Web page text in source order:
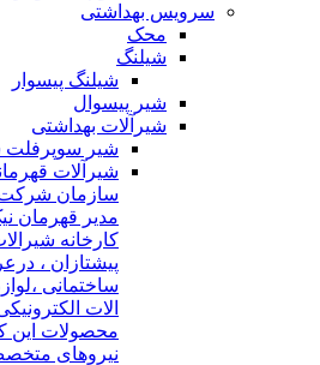
سرویس بهداشتی
محک
شیلنگ
شیلنگ پیسوار
شیر پیسوال
شیرآلات بهداشتی
شیر سوپرفلت
شیرآلات
سازمان شرکت
کارخانه
پیشتازان ،
ساختمانی
الات
محصولات این
نیروهای